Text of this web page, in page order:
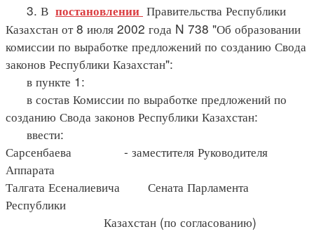
3. В постановлении Правительства Республики
Казахстан от 8 июля 2002 года N 738 "Об образовании
комиссии по выработке предложений по созданию Свода
законов Республики Казахстан":
в пункте 1:
в состав Комиссии по выработке предложений по
созданию Свода законов Республики Казахстан:
ввести:
Сарсенбаева - заместителя Руководителя
Аппарата
Талгата Есеналиевича Сената Парламента
Республики
Казахстан (по согласованию)